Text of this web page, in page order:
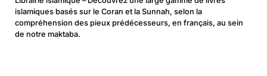
islamiques basés sur le Coran et la Sunnah, selon la
compréhension des pieux prédécesseurs, en français, au sein
de notre maktaba.